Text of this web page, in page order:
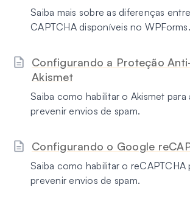
Saiba mais sobre as diferenças
CAPTCHA disponíveis no WPForms.
Configurando a Proteção
Akismet
Saiba como habilitar o Akismet para
prevenir envios de spam.
Configurando o Google
Saiba como habilitar o reCAPTCHA
prevenir envios de spam.